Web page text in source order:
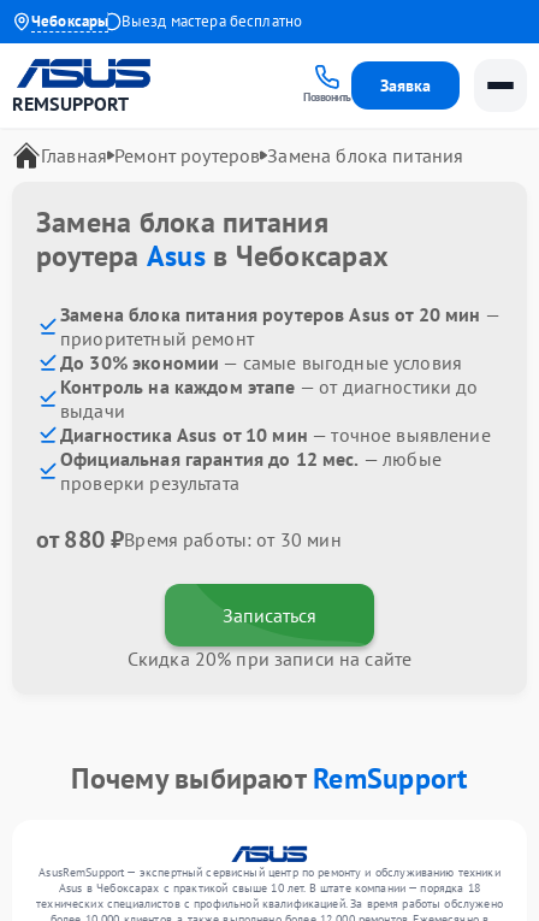
Чебоксары
до 1 года Выезд мастера бесплатно
REMSUPPORT Позвонить
Заявка
Главная Ремонт роутеров Замена блока питания
Замена блока питания
роутера Asusв Чебоксарах
Замена блока питания роутеров Asus от 20 мин —
приоритетный ремонт
До 30% экономии — самые выгодные условия
Контроль на каждом этапе — от диагностики до
выдачи
Диагностика Asus от 10 мин — точное выявление
Официальная гарантия до 12 мес. — любые
проверки результата
от 880 ₽Время работы: от 30 мин
Записаться
Скидка 20% при записи на сайте
Почему выбираютRemSupport
AsusRemSupport — экспертный сервисный центр по ремонту и обслуживанию техники
Asus в Чебоксарах с практикой свыше 10 лет. В штате компании — порядка 18
технических специалистов с профильной квалификацией. За время работы обслужено